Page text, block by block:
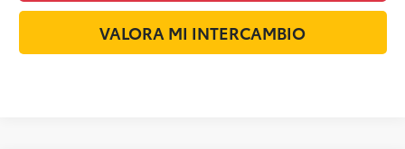
VALORA MI INTERCAMBIO